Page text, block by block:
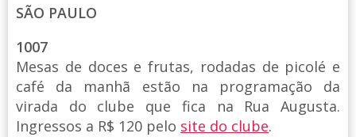
SÃO PAULO
1007
Mesas de doces e frutas, rodadas de picolé e
café da manhã estão na programação da
virada do clube que fica na Rua Augusta.
Ingressos a R$ 120 pelo site do clube.